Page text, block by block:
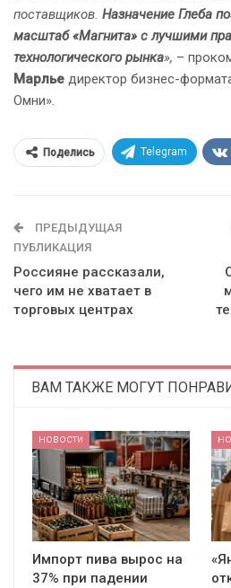
поставщиков. Назначение Глеба
масштаб «Магнита» с лучшими
технологического рынка», –
Марлье директор бизнес-
Омни».
Поделись Telegram
ПРЕДЫДУЩАЯ
ПУБЛИКАЦИЯ
Россияне рассказали,
чего им не хватает в
торговых центрах
ВАМ ТАКЖЕ МОГУТ
НОВОСТИ
Импорт пива вырос на
37% при падении